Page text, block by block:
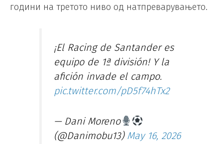
години на третото ниво од натпреварувањето.
¡El Racing de Santander es
equipo de 1ª división! Y la
afición invade el campo.
pic.twitter.com/pD5f74hTx2
— Dani Moreno
(@Danimobu13) May 16, 2026